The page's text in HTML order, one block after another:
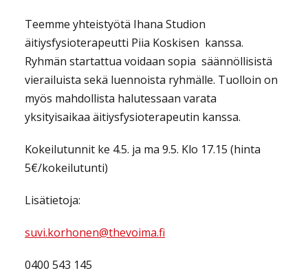
Teemme yhteistyötä Ihana Studion
äitiysfysioterapeutti Piia Koskisen kanssa.
Ryhmän startattua voidaan sopia säännöllisistä
vierailuista sekä luennoista ryhmälle. Tuolloin on
myös mahdollista halutessaan varata
yksityisaikaa äitiysfysioterapeutin kanssa.
Kokeilutunnit ke 4.5. ja ma 9.5. Klo 17.15 (hinta
5€/kokeilutunti)
Lisätietoja:
suvi.korhonen@thevoima.fi
0400 543 145